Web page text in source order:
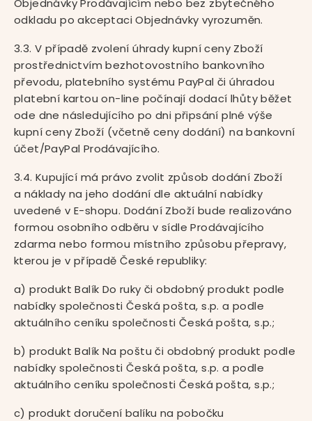
Objednávky Prodávajícím nebo bez zbytečného
odkladu po akceptaci Objednávky vyrozuměn.
3.3. V případě zvolení úhrady kupní ceny Zboží
prostřednictvím bezhotovostního bankovního
převodu, platebního systému PayPal či úhradou
platební kartou on-line počínají dodací lhůty běžet
ode dne následujícího po dni připsání plné výše
kupní ceny Zboží (včetně ceny dodání) na bankovní
účet/PayPal Prodávajícího.
3.4. Kupující má právo zvolit způsob dodání Zboží
a náklady na jeho dodání dle aktuální nabídky
uvedené v E-shopu. Dodání Zboží bude realizováno
formou osobního odběru v sídle Prodávajícího
zdarma nebo formou místního způsobu přepravy,
kterou je v případě České republiky:
a) produkt Balík Do ruky či obdobný produkt podle
nabídky společnosti Česká pošta, s.p. a podle
aktuálního ceníku společnosti Česká pošta, s.p.;
b) produkt Balík Na poštu či obdobný produkt podle
nabídky společnosti Česká pošta, s.p. a podle
aktuálního ceníku společnosti Česká pošta, s.p.;
c) produkt doručení balíku na pobočku